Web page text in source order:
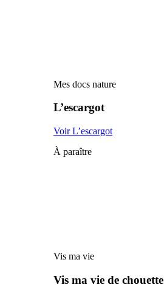
Mes docs nature
L’escargot
Voir L’escargot
À paraître
Vis ma vie
Vis ma vie de chouette